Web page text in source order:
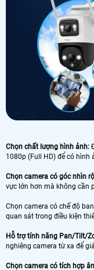
Chọn chất lượng hình ảnh:
1080p (Full HD) để có hình
Chọn camera có góc nhìn
vực lớn hơn mà không cần
Chọn camera có chế độ
quan sát trong điều kiện
Hỗ trợ tính năng Pan/Tilt/
nghiêng camera từ xa để
Chọn camera có tích hợp